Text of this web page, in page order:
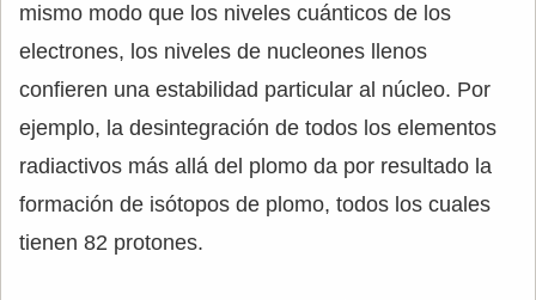
mismo modo que los niveles cuánticos de los
electrones, los niveles de nucleones llenos
confieren una estabilidad particular al núcleo. Por
ejemplo, la desintegración de todos los elementos
radiactivos más allá del plomo da por resultado la
formación de isótopos de plomo, todos los cuales
tienen 82 protones.